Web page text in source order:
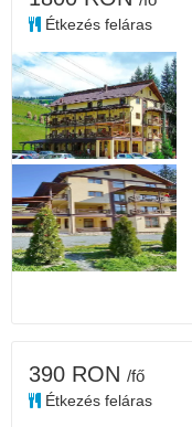
Étkezés feláras
390 RON /fő
Étkezés feláras